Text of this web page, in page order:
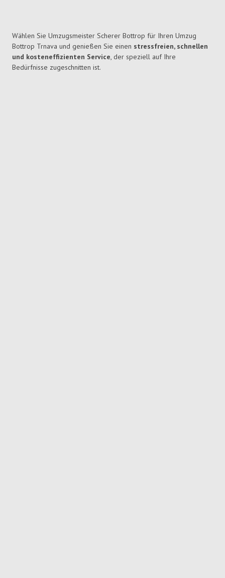
Wählen Sie Umzugsmeister Scherer Bottrop für Ihren Umzug
Bottrop Trnava und genießen Sie einen stressfreien, schnellen
und kosteneffizienten Service, der speziell auf Ihre
Bedürfnisse zugeschnitten ist.